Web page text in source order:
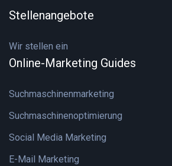
Stellenangebote
Wir stellen ein
Online-Marketing Guides
Suchmaschinenmarketing
Suchmaschinenoptimierung
Social Media Marketing
E-Mail Marketing